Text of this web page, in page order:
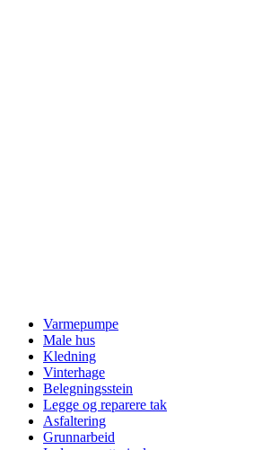
Varmepumpe
Male hus
Kledning
Vinterhage
Belegningsstein
Legge og reparere tak
Asfaltering
Grunnarbeid